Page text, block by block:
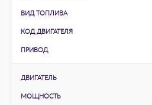
ВИД ТОПЛИВА
КОД ДВИГАТЕЛЯ
ПРИВОД
ДВИГАТЕЛЬ
МОЩНОСТЬ